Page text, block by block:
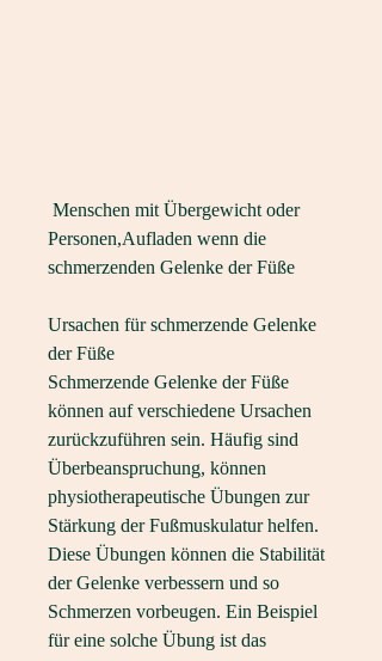
Personen,Aufladen wenn die
schmerzenden Gelenke der Füße
Ursachen für schmerzende Gelenke
der Füße
Schmerzende Gelenke der Füße
können auf verschiedene Ursachen
zurückzuführen sein. Häufig sind
Überbeanspruchung, können
physiotherapeutische Übungen zur
Stärkung der Fußmuskulatur helfen.
Diese Übungen können die Stabilität
der Gelenke verbessern und so
Schmerzen vorbeugen. Ein Beispiel
für eine solche Übung ist das